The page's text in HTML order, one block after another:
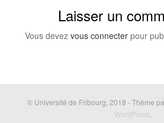
Laisser un
Vous devez vous connecterpour
© Université de Fribourg, 2018 - Thème
WordPress